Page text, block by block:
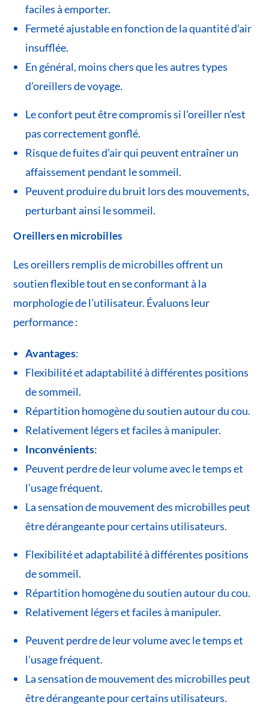
faciles à emporter.
Fermeté ajustable en fonction de la quantité d’air
insufflée.
En général, moins chers que les autres types
d’oreillers de voyage.
Le confort peut être compromis si l’oreiller n’est
pas correctement gonflé.
Risque de fuites d’air qui peuvent entraîner un
affaissement pendant le sommeil.
Peuvent produire du bruit lors des mouvements,
perturbant ainsi le sommeil.
Oreillers en microbilles
Les oreillers remplis de microbilles offrent un
soutien flexible tout en se conformant à la
morphologie de l’utilisateur. Évaluons leur
performance :
Avantages:
Flexibilité et adaptabilité à différentes positions
de sommeil.
Répartition homogène du soutien autour du cou.
Relativement légers et faciles à manipuler.
Inconvénients:
Peuvent perdre de leur volume avec le temps et
l’usage fréquent.
La sensation de mouvement des microbilles peut
être dérangeante pour certains utilisateurs.
Flexibilité et adaptabilité à différentes positions
de sommeil.
Répartition homogène du soutien autour du cou.
Relativement légers et faciles à manipuler.
Peuvent perdre de leur volume avec le temps et
l’usage fréquent.
La sensation de mouvement des microbilles peut
être dérangeante pour certains utilisateurs.